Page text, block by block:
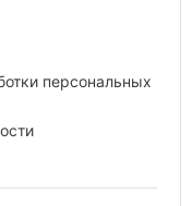
персональных